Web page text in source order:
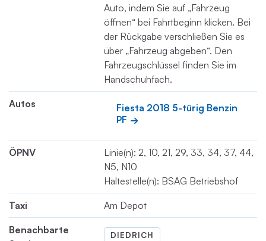
Auto, indem Sie auf „Fahrzeug
öffnen“ bei Fahrtbeginn klicken. Bei
der Rückgabe verschließen Sie es
über „Fahrzeug abgeben“. Den
Fahrzeugschlüssel finden Sie im
Handschuhfach.
Autos
Fiesta 2018 5-türig Benzin
PF
ÖPNV
Linie(n): 2, 10, 21, 29, 33, 34, 37, 44,
N5, N10
Haltestelle(n): BSAG Betriebshof
Taxi Am Depot
Benachbarte
DIEDRICH